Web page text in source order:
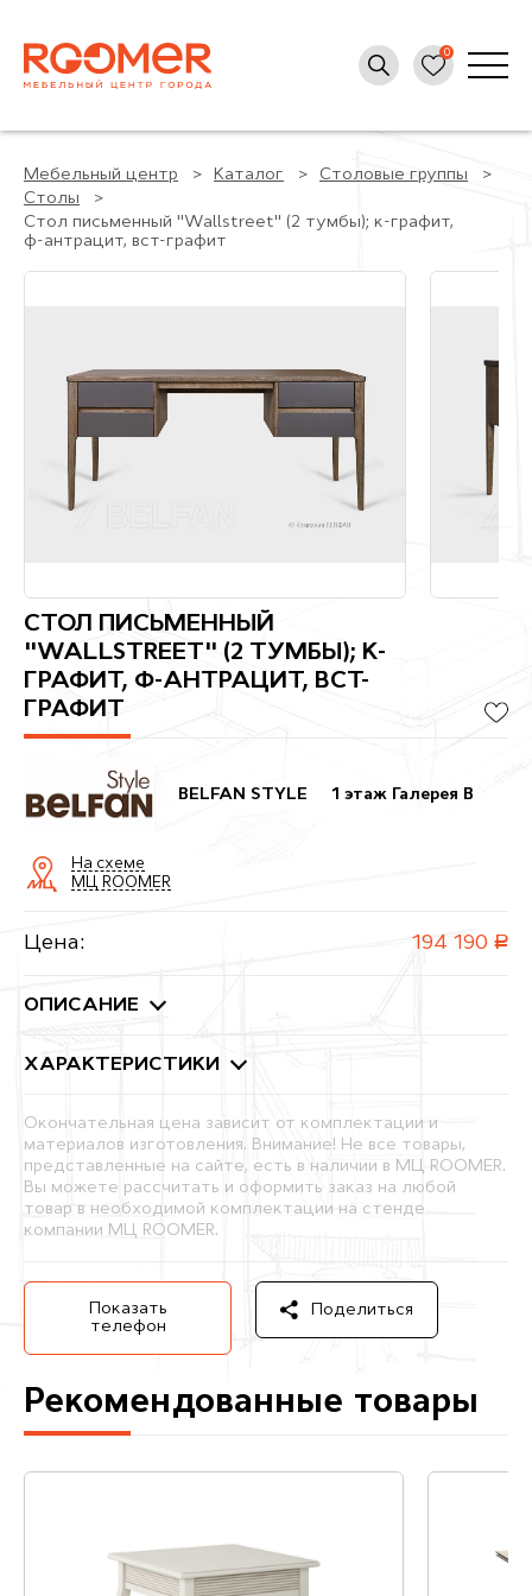
Мебельный центр Каталог
Столовые группы
Столы
Стол письменный "Wallstreet" (2 тумбы); к-графит,
ф-антрацит, вст-графит
СТОЛ ПИСЬМЕННЫЙ
"WALLSTREET" (2 ТУМБЫ); К-
ГРАФИТ, Ф-АНТРАЦИТ, ВСТ-
ГРАФИТ
BELFAN STYLE 1 этаж Галерея B
На схеме
МЦ ROOMER
Цена: 194 190 руб.
ОПИСАНИЕ
ХАРАКТЕРИСТИКИ
Окончательная цена зависит от комплектации и
материалов изготовления. Внимание! Не все товары,
представленные на сайте, есть в наличии в МЦ ROOMER.
Вы можете рассчитать и оформить заказ на любой
товар в необходимой комплектации на стенде
компании МЦ ROOMER.
Показать
телефон
Поделиться
Рекомендованные товары